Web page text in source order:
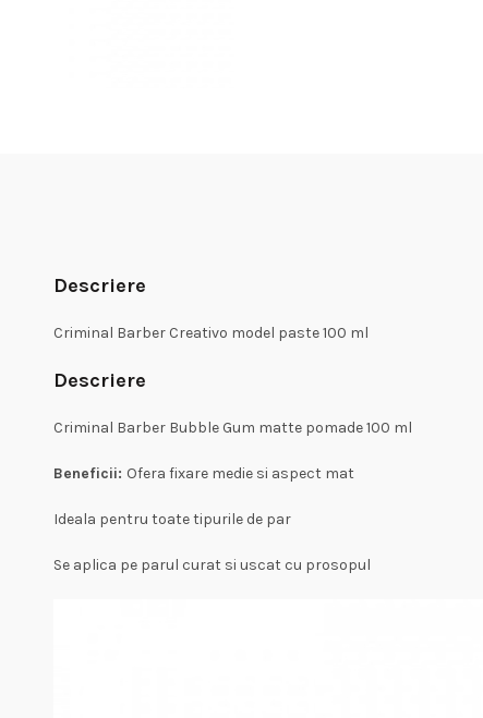
Descriere
Criminal Barber Creativo model paste 100 ml
Descriere
Criminal Barber Bubble Gum matte pomade 100 ml
Beneficii: Ofera fixare medie si aspect mat
Ideala pentru toate tipurile de par
Se aplica pe parul curat si uscat cu prosopul